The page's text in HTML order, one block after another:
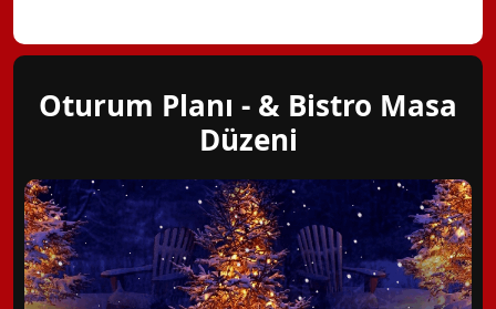
Oturum Planı - & Bistro Masa
Düzeni